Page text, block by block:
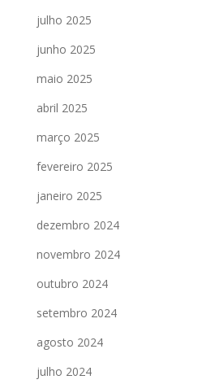
julho 2025
junho 2025
maio 2025
abril 2025
março 2025
fevereiro 2025
janeiro 2025
dezembro 2024
novembro 2024
outubro 2024
setembro 2024
agosto 2024
julho 2024